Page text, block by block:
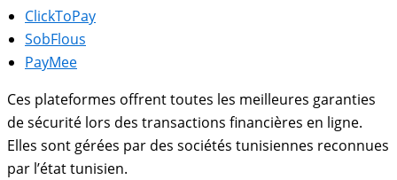
ClickToPay
SobFlous
PayMee
Ces plateformes offrent toutes les meilleures garanties
de sécurité lors des transactions financières en ligne.
Elles sont gérées par des sociétés tunisiennes reconnues
par l’état tunisien.